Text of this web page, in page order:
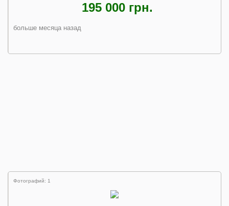
195 000 грн.
больше месяца назад
Фотографий: 1